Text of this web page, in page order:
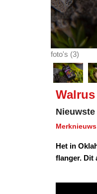
foto's (3)
Merknieuws
Het in
flanger. Dit